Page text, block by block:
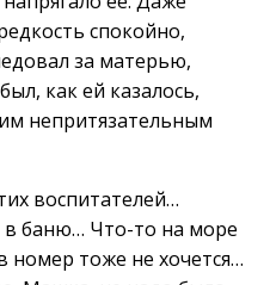
спокойно,
за матерью,
как ей казалось,
непритязательным
воспитателей…
баню… Что-то на море
номер тоже не хочется…